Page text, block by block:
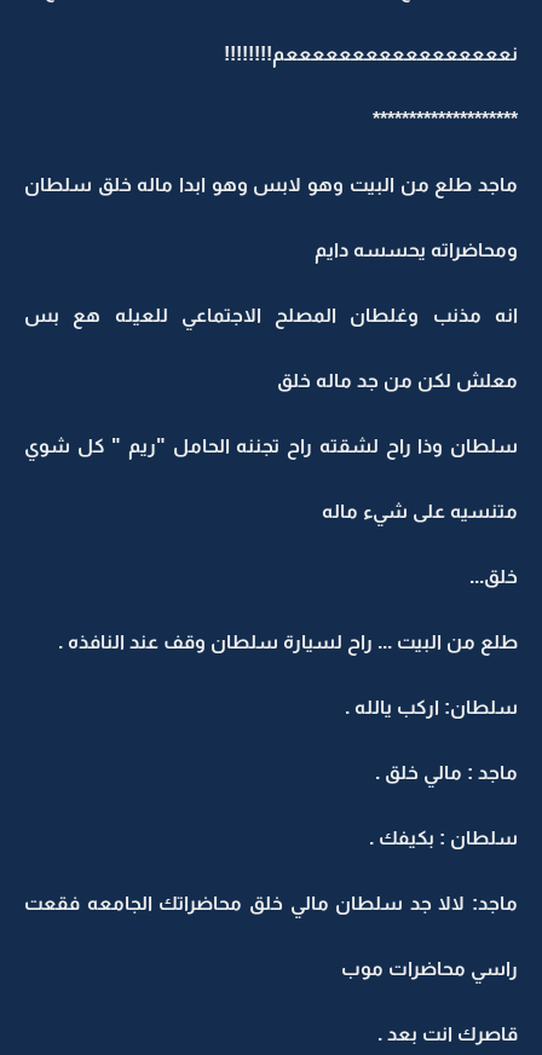
نعععععععععععععععععم!!!!!!!!
********************
ماجد طلع من البيت وهو لابس وهو ابدا ماله خلق سلطان
ومحاضراته يحسسه دايم
انه مذنب وغلطان المصلح الاجتماعي للعيله هع بس
معلش لكن من جد ماله خلق
سلطان وذا راح لشقته راح تجننه الحامل "ريم " كل شوي
متنسيه على شيء ماله
خلق...
طلع من البيت ... راح لسيارة سلطان وقف عند النافذه .
سلطان: اركب يالله .
ماجد : مالي خلق .
سلطان : بكيفك .
ماجد: لالا جد سلطان مالي خلق محاضراتك الجامعه فقعت
راسي محاضرات موب
قاصرك انت بعد .